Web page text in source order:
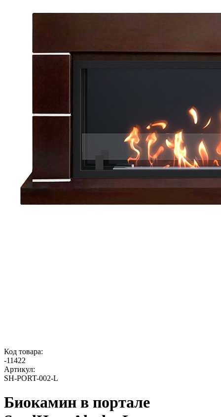
Код товара:
-11422
Артикул:
SH-PORT-002-L
Биокамин в портале